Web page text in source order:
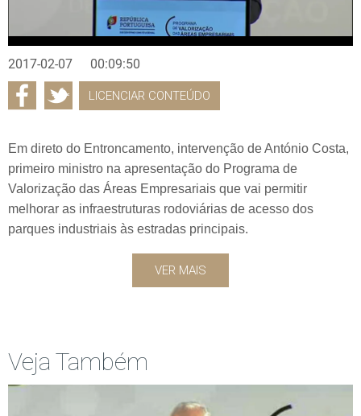
2017-02-07 00:09:50
LICENCIAR CONTEÚDO
Em direto do Entroncamento, intervenção de António Costa,
primeiro ministro na apresentação do Programa de
Valorização das Áreas Empresariais que vai permitir
melhorar as infraestruturas rodoviárias de acesso dos
parques industriais às estradas principais.
VER MAIS
Veja Também